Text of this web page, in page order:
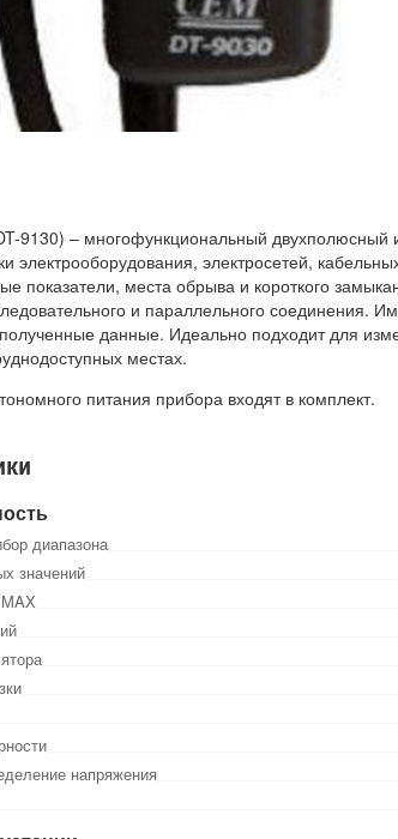
9130) – многофункциональный двухполюсный
электрооборудования, электросетей,
показатели, места обрыва и короткого
и параллельного соединения.
данные. Идеально подходит для
местах.
питания прибора входят в комплект.
диапазона
значений
напряжения